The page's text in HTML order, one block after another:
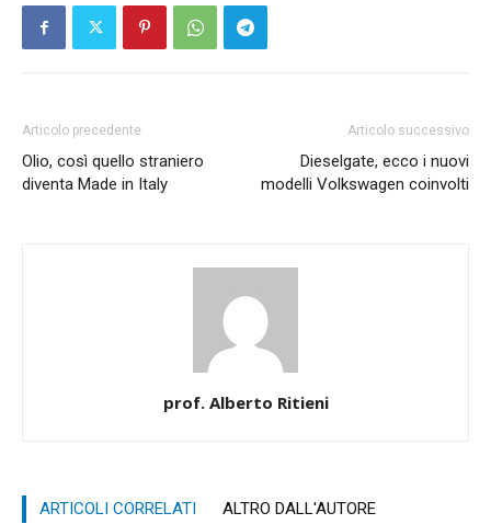
Articolo precedente
Olio, così quello straniero
diventa Made in Italy
Articolo successivo
Dieselgate, ecco i nuovi
modelli Volkswagen coinvolti
prof. Alberto Ritieni
ARTICOLI CORRELATI ALTRO DALL'AUTORE